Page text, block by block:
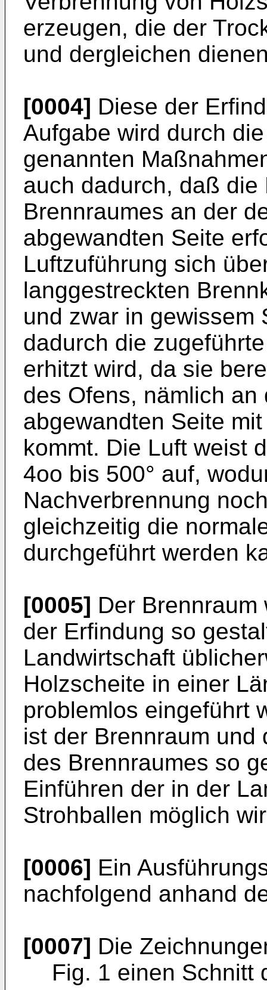
erzeugen, die der
und dergleichen
[0004] Diese der
Aufgabe wird durch
genannten
auch dadurch, daß
Brennraumes an der
abgewandten Seite
Luftzuführung sich
langgestreckten
und zwar in gewissem
dadurch die
erhitzt wird, da sie
des Ofens, nämlich
abgewandten Seite
kommt. Die Luft weist
4oo bis 500° auf,
Nachverbrennung
gleichzeitig die
durchgeführt werden
[0005] Der
der Erfindung so
Landwirtschaft
Holzscheite in einer
problemlos eingeführt
ist der Brennraum
des Brennraumes so
Einführen der in der
Strohballen möglich
[0006] Ein
nachfolgend anhand
[0007] Die
Fig. 1 einen Schnitt